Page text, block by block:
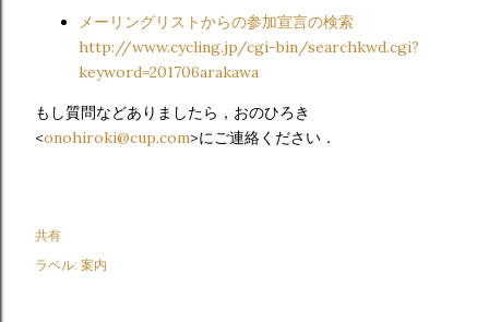
メーリングリストからの参加宣言の検索
http://www.cycling.jp/cgi-bin/searchkwd.cgi?
keyword=201706arakawa
もし質問などありましたら，おのひろき
<onohiroki@cup.com>にご連絡ください．
共有
ラベル: 案内